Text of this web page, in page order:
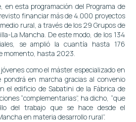
en esta programación del Programa de
financiar más de 4.000 proyectos
rural, a través de los 29 Grupos de
La Mancha. De este modo, de los 134
se amplió la cuantía hasta 176
momento, hasta 2023.
como el máster especializado en
pondrá en marcha gracias al convenio
el edificio de Sabatini de la Fábrica de
“complementarias”, ha dicho, “que
del trabajo que se hace desde el
en materia desarrollo rural”.